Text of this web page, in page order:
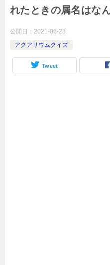
れたときの属名はな
公開日： 2021-06-23
アクアリウムクイズ
Tweet